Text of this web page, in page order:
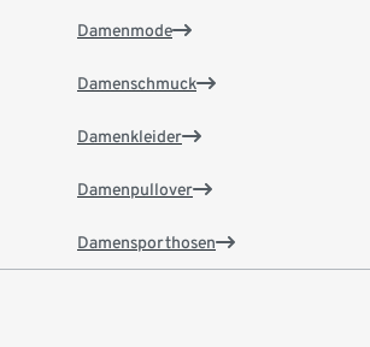
Damenmode
Damenschmuck
Damenkleider
Damenpullover
Damensporthosen